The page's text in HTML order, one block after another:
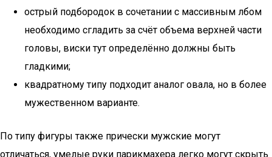
острый подбородок в сочетании с массивным лбом
необходимо сгладить за счёт объема верхней части
головы, виски тут определённо должны быть
гладкими;
квадратному типу подходит аналог овала, но в более
мужественном варианте.
По типу фигуры также прически мужские могут
отличаться, умелые руки парикмахера легко могут скрыть